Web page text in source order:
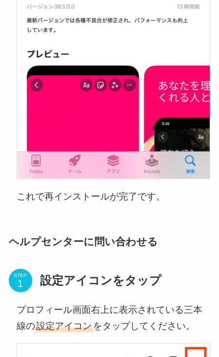
これで再インストールが完了です。
ヘルプセンターに問い合わせる
STEP 設定アイコンをタップ
プロフィール画面右上に表示されている三本
線の設定アイコンをタップしてください。